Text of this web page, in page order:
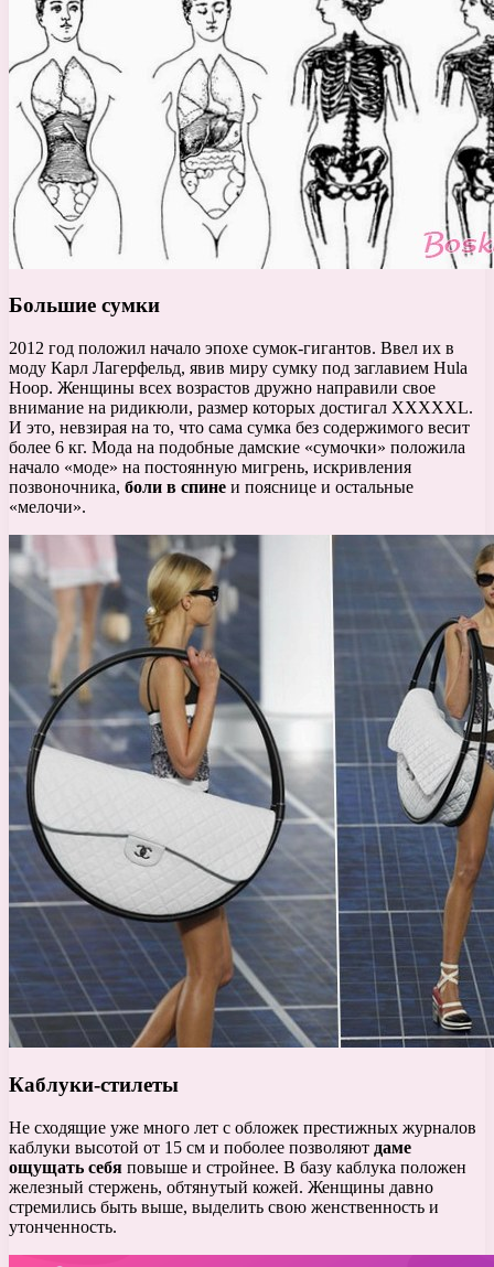
Большие сумки
2012 год положил начало эпохе сумок-гигантов. Ввел их в
моду Карл Лагерфельд, явив миру сумку под заглавием Hula
Hoop. Женщины всех возрастов дружно направили свое
внимание на ридикюли, размер которых достигал XXXXXL.
И это, невзирая на то, что сама сумка без содержимого весит
более 6 кг. Мода на подобные дамские «сумочки» положила
начало «моде» на постоянную мигрень, искривления
позвоночника, боли в спине и пояснице и остальные
«мелочи».
Каблуки-стилеты
Не сходящие уже много лет с обложек престижных журналов
каблуки высотой от 15 см и поболее позволяют даме
ощущать себя повыше и стройнее. В базу каблука положен
железный стержень, обтянутый кожей. Женщины давно
стремились быть выше, выделить свою женственность и
утонченность.